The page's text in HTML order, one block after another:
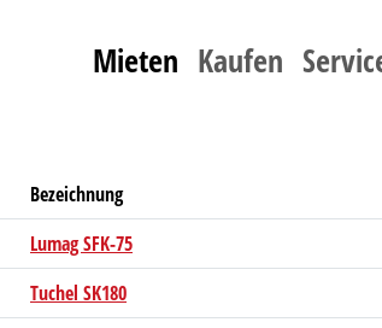
Mieten Kaufen
Bezeichnung
Lumag SFK-75
Tuchel SK180